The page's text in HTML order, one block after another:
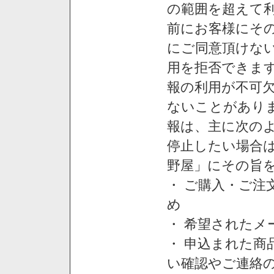
の範囲を超えて
前にお客様にそ
にご同意頂けな
用を拒否できま
報の利用が不可
ないことがあり
報は、主に次の
停止したい場合
野屋」にその旨
・ ご購入・ご
め
・ 希望された
・ 申込まれた
い確認やご連絡